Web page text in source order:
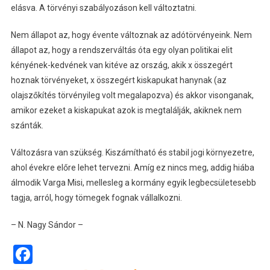
elásva. A törvényi szabályozáson kell változtatni.
Nem állapot az, hogy évente változnak az adótörvényeink. Nem
állapot az, hogy a rendszerváltás óta egy olyan politikai elit
kényének-kedvének van kitéve az ország, akik x összegért
hoznak törvényeket, x összegért kiskapukat hanynak (az
olajszőkítés törvényileg volt megalapozva) és akkor visonganak,
amikor ezeket a kiskapukat azok is megtalálják, akiknek nem
szánták.
Változásra van szükség. Kiszámítható és stabil jogi környezetre,
ahol évekre előre lehet tervezni. Amíg ez nincs meg, addig hiába
álmodik Varga Misi, mellesleg a kormány egyik legbecsületesebb
tagja, arról, hogy tömegek fognak vállalkozni.
– N. Nagy Sándor –